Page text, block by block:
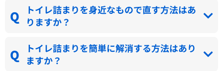
トイレ詰まりを身近なもので直す方法はあ
りますか？
トイレ詰まりを簡単に解消する方法はあり
ますか？